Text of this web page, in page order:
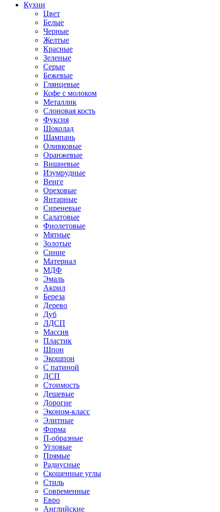
Кухни
Цвет
Белые
Черные
Желтые
Красные
Зеленые
Серые
Бежевые
Глянцевые
Кофе с молоком
Металлик
Слоновая кость
Фуксия
Шоколад
Шампань
Оливковые
Оранжевые
Вишневые
Изумрудные
Венге
Ореховые
Янтарные
Сиреневые
Салатовые
Фиолетовые
Мятные
Золотые
Синие
Материал
МДФ
Эмаль
Акрил
Береза
Дерево
Дуб
ЛДСП
Массив
Пластик
Шпон
Экошпон
С патиной
ДСП
Стоимость
Дешевые
Дорогие
Эконом-класс
Элитные
Форма
П-образные
Угловые
Прямые
Радиусные
Скошенные углы
Стиль
Современные
Евро
Английские